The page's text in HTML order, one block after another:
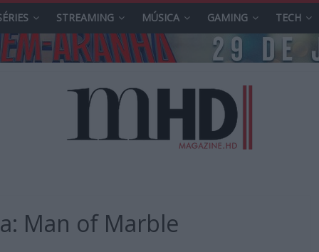
STREAMING MÚSICA GAMING TECH
Man of Marble